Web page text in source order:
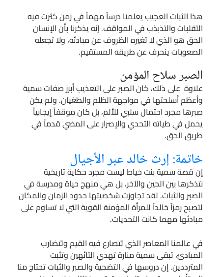
هذا الثبات العجيب يعلمنا درساً مهماً في زمن كثرت فيه
التقلبات والتذبذب في المواقف. إنه يذكرنا بأن الإنسان
الحق هو الذي لا تغيره الظروف عن مبادئه، ولا تجعله
الصعوبات ينحرف عن طريقه المستقيم.
الصبر سلاح المؤمن
علاوة على ذلك، كان الصبر على التعذيب أبرز صفات سمية
وأعظم أسلحتها في مواجهة الظلم والطغيان. ولم يكن
صبرها مجرد احتمال سلبي للألم، بل كان موقفاً إيجابياً
يحمل في طياته التحدي والإصرار على المضي قدماً في
طريق الحق.
خاتمة: إرث خالد عبر الأجيال
إن قصة سمية بنت خياط ليست مجرد حكاية تاريخية
نتذكرها بين الحين والآخر، بل هي منهج حياة ومدرسة في
الصبر والثبات. لقد تجاوزت شخصيتها حدود الزمان والمكان
لتصبح رمزاً خالداً للمرأة المؤمنة القوية التي لا تساوم على
مبادئها مهما كانت التحديات.
في عالمنا المعاصر الذي تتصارع فيه القيم وتتضارب
المبادئ، تبقى سمية منارة تهدي التائهين وتثبت
المترددين. إن دروسها في التضحية والصبر والثبات تحتاج منا